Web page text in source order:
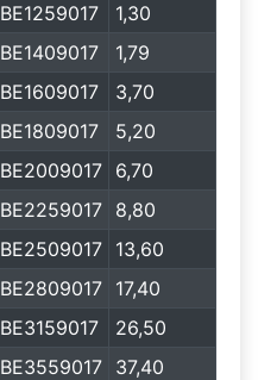
BE1259017
1,30
BE1409017
1,79
BE1609017
3,70
BE1809017
5,20
BE2009017
6,70
BE2259017
8,80
BE2509017
13,60
BE2809017
17,40
BE3159017
26,50
BE3559017
37,40